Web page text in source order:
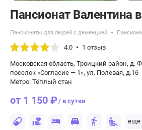
Пансионат Валентина
Пансионаты для людей с деменцией
4.0 1 отзыв
Московская область, Троицкий район, д.
поселок «Согласие — 1», ул. Полевая, д.16
Метро: Тёплый стан
от 1 150 ₽/ в сутки
еще